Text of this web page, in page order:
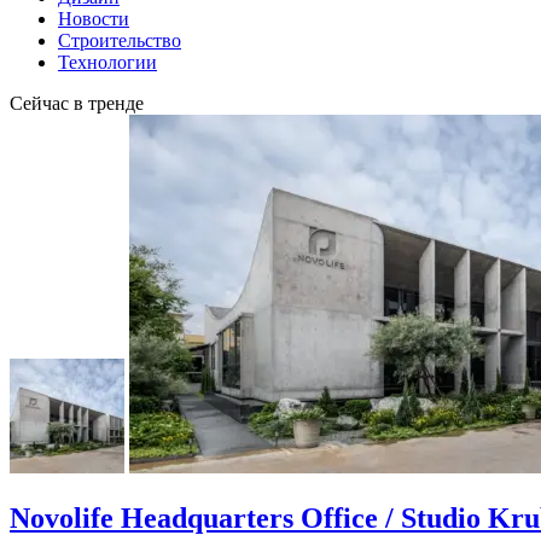
Новости
Строительство
Технологии
Сейчас в тренде
Novolife Headquarters Office / Studio